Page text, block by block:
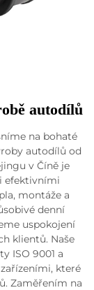
autodílů
na bohaté
autodílů od
v Číně je
efektivními
montáže a
denní
uspokojení
klientů. Naše
ISO 9001 a
které
Zaměřením na